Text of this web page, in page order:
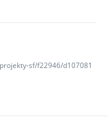
sf/f22946/d107081